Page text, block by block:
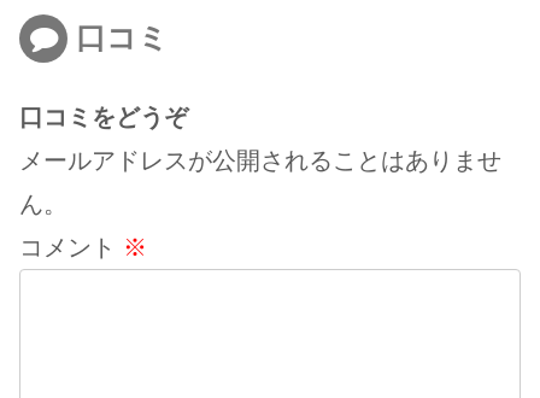
口コミ
口コミをどうぞ
メールアドレスが公開されることはありませ
ん。
コメント ※